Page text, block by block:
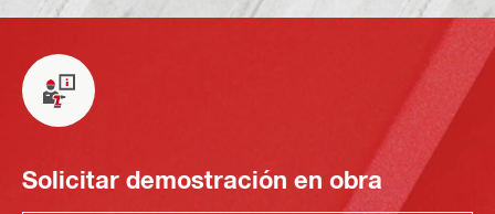
Solicitar demostración en obra